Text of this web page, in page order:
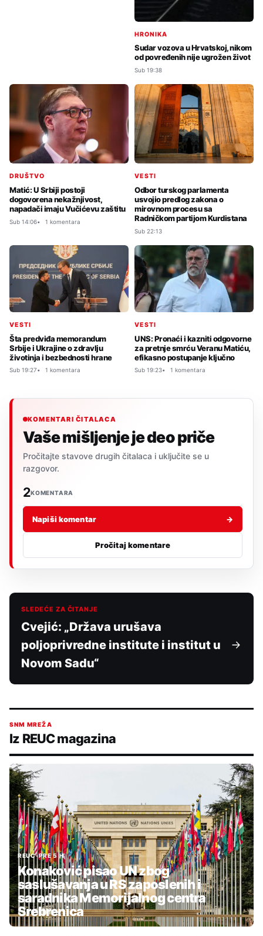
HRONIKA
Sudar vozova u Hrvatskoj, nikom
od povređenih nije ugrožen život
Sub 19:38
DRUŠTVO
Matić: U Srbiji postoji
dogovorena nekažnjivost,
napadači imaju Vučićevu zaštitu
Sub 14:06 1 komentara
VESTI
Odbor turskog parlamenta
usvojio predlog zakona o
mirovnom procesu sa
Radničkom partijom Kurdistana
Sub 22:13
VESTI
Šta predviđa memorandum
Srbije i Ukrajine o zdravlju
životinja i bezbednosti hrane
Sub 19:27 1 komentara
VESTI
UNS: Pronaći i kazniti odgovorne
za pretnje smrću Veranu Matiću,
efikasno postupanje ključno
Sub 19:23 1 komentara
KOMENTARI ČITALACA
Vaše mišljenje je deo priče
Pročitajte stavove drugih čitalaca i uključite se u
razgovor.
2KOMENTARA
Napiši komentar →
Pročitaj komentare
SLEDEĆE ZA ČITANJE
Cvejić: „Država urušava
poljoprivredne institute i institut u
Novom Sadu“
SNM MREŽA
Iz REUC magazina
REUC•PRE 5 H
Konaković pisao UN zbog
saslušavanja u RS zaposlenih i
saradnika Memorijalnog centra
Srebrenica